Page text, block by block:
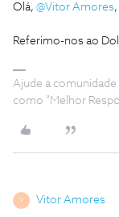
Olá, @Vitor Amores
Referimo-nos ao
Ajude a
como "Melhor
V Vitor Amores